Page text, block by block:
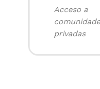
Acceso a
privadas